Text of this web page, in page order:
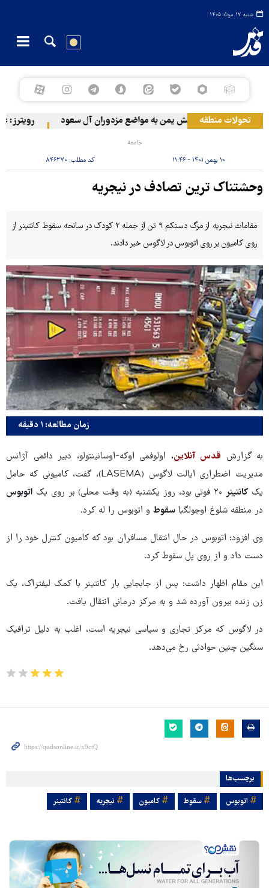
شنبه ۱۷ مرداد ۱۴۰۵
تحولات منطقهحمله ارتش یمن به مواضع مزدوران آل سعود رویترز: عربستان ۸۶ درصد از موشک‌های پاتریوت
جامعه
۱۰ بهمن ۱۴۰۱ - ۱۱:۴۶ کد مطلب: ۸۴۶۲۷۰
وحشتناک ترین تصادف در نیجریه
مقامات نیجریه از مرگ دستکم ۹ تن از جمله ۲ کودک در سانحه سقوط کانتینر از
روی کامیون بر روی اتوبوس در لاگوس خبر دادند.
زمان مطالعه: ۱ دقیقه
به گزارش قدس آنلاین، اولوفمی اوکه-اوسانینتولو، دبیر دائمی آژانس
مدیریت اضطراری ایالت لاگوس (LASEMA)، گفت، کامیونی که حامل
یککانتینر۲۰ فوتی بود، روز یکشنبه (به وقت محلی) بر روی یک
اتوبوس
در منطقه شلوغ اوجولگبا سقوط و اتوبوس را له کرد.
وی افزود: اتوبوس در حال انتقال مسافران بود که کامیون کنترل خود را از
دست داد و از روی پل سقوط کرد.
این مقام اظهار داشت: پس از جابجایی بار کانتینر با کمک لیفتراک، یک
زن زنده بیرون آورده شد و به مرکز درمانی انتقال یافت.
در لاگوس که مرکز تجاری و سیاسی نیجریه است، اغلب به دلیل ترافیک
سنگین چنین حوادثی رخ می‌دهد.
برچسب‌ها
اتوبوس سقوط کامیون نیجریه کانتینر